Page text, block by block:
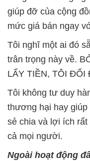
giúp đỡ của cộng
mức giá bán ngay
Tôi nghĩ một ai đó
trân trọng này về.
LẤY TIỀN, TÔI ĐỔI
Tôi không tư duy
thương hại hay
sẻ chia và lợi ích
cả mọi người.
Ngoài hoạt động